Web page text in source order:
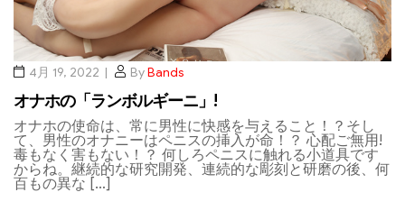
4月 19, 2022 ByBands
オナホの「ランボルギーニ」!
オナホの使命は、常に男性に快感を与えること！？そし
て、男性のオナニーはペニスの挿入が命！？ 心配ご無用!
毒もなく害もない！？ 何しろペニスに触れる小道具です
からね。継続的な研究開発、連続的な彫刻と研磨の後、何
百もの異な […]